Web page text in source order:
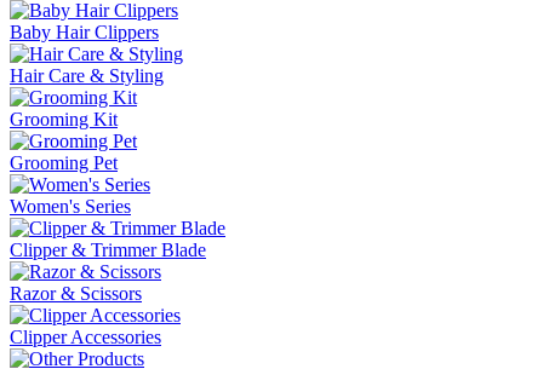
Baby Hair Clippers
Hair Care & Styling
Grooming Kit
Grooming Pet
Women's Series
Clipper & Trimmer Blade
Razor & Scissors
Clipper Accessories